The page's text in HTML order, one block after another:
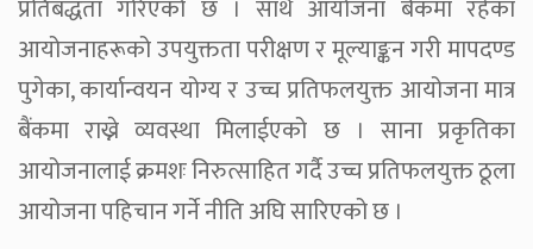
प्रतिबद्धता गरिएको छ । साथै आयोजना बैंकमा रहेका
आयोजनाहरूको उपयुक्तता परीक्षण र मूल्याङ्कन गरी मापदण्ड
पुगेका, कार्यान्वयन योग्य र उच्च प्रतिफलयुक्त आयोजना मात्र
बैंकमा राख्ने व्यवस्था मिलाईएको छ । साना प्रकृतिका
आयोजनालाई क्रमशः निरुत्साहित गर्दै उच्च प्रतिफलयुक्त ठूला
आयोजना पहिचान गर्ने नीति अघि सारिएको छ ।